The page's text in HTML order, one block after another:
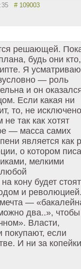
# 109003
решающей.
будь они кто,
Я
— роль
и он
Если какая ни
то, не
не так как хотят
— масса самих
является как
о котором
мелкими
кону будет
и
—
два..», чтобы
Власти,
покупают, если
И ни за